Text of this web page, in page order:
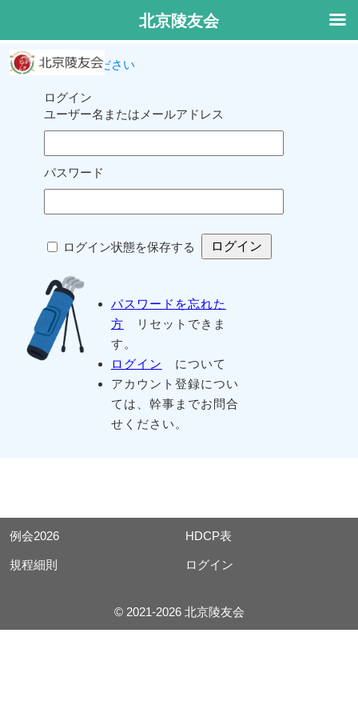
ログインしてください
ログイン
ユーザー名またはメールアドレス
パスワード
ログイン状態を保存する
パスワードを忘れた
方 リセットできま
す。
ログイン
について
アカウント登録につい
ては、幹事までお問合
せください。
例会2026 HDCP表
規程細則 ログイン
© 2021-2026 北京陵友会
北京陵友会